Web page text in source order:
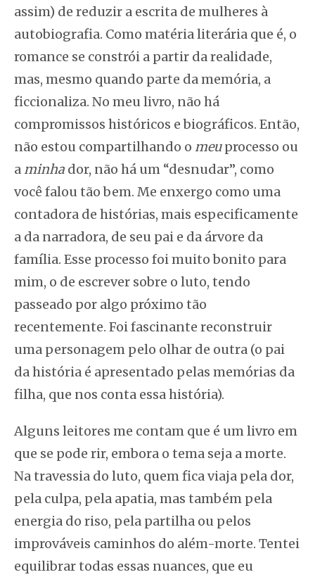
assim) de reduzir a escrita de mulheres à
autobiografia. Como matéria literária que é, o
romance se constrói a partir da realidade,
mas, mesmo quando parte da memória, a
ficcionaliza. No meu livro, não há
compromissos históricos e biográficos. Então,
não estou compartilhando o meuprocesso ou
a minha dor, não há um “desnudar”, como
você falou tão bem. Me enxergo como uma
contadora de histórias, mais especificamente
a da narradora, de seu pai e da árvore da
família. Esse processo foi muito bonito para
mim, o de escrever sobre o luto, tendo
passeado por algo próximo tão
recentemente. Foi fascinante reconstruir
uma personagem pelo olhar de outra (o pai
da história é apresentado pelas memórias da
filha, que nos conta essa história).
Alguns leitores me contam que é um livro em
que se pode rir, embora o tema seja a morte.
Na travessia do luto, quem fica viaja pela dor,
pela culpa, pela apatia, mas também pela
energia do riso, pela partilha ou pelos
improváveis caminhos do além-morte. Tentei
equilibrar todas essas nuances, que eu